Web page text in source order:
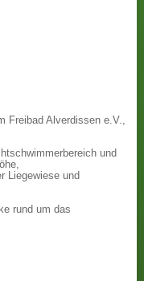
Freibad Alverdissen e.V.,
und
Liegewiese und
rund um das